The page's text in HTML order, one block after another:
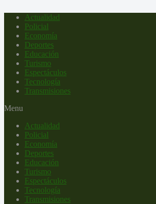
Actualidad
Policial
Economía
Deportes
Educación
Turismo
Espectáculos
Tecnología
Transmisiones
Menu
Actualidad
Policial
Economía
Deportes
Educación
Turismo
Espectáculos
Tecnología
Transmisiones